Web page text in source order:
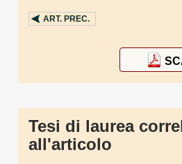
ART. PREC.
Tesi di laurea
all'articolo